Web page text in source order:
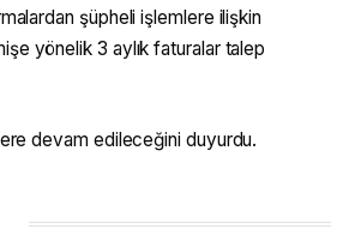
şüpheli işlemlere ilişkin
yönelik 3 aylık faturalar talep
devam edileceğini duyurdu.